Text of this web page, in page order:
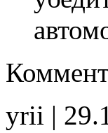
yrii |